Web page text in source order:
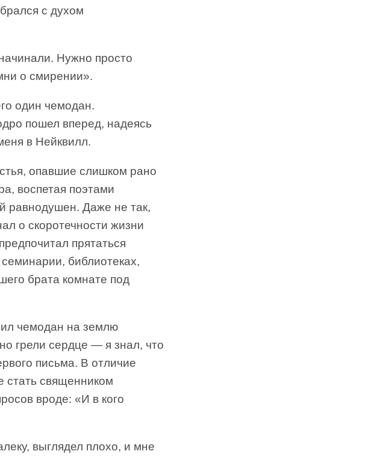
с духом
Нужно просто
о смирении».
один чемодан.
пошел вперед, надеясь
в Нейквилл.
опавшие слишком рано
воспетая поэтами
равнодушен. Даже не так,
о скоротечности жизни
прятаться
библиотеках,
брата комнате под
чемодан на землю
грели сердце — я знал, что
письма. В отличие
стать священником
вроде: «И в кого
выглядел плохо, и мне